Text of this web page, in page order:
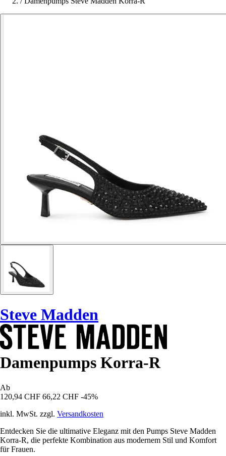
Steve Madden
Damenpumps Korra-R
Ab
120,94 CHF 66,22 CHF -45%
inkl. MwSt. zzgl. Versandkosten
Entdecken Sie die ultimative Eleganz mit den Pumps Steve Madden
Korra-R, die perfekte Kombination aus modernem Stil und Komfort
für Frauen.